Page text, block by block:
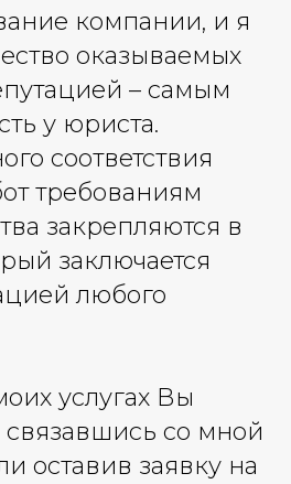
компании, и я
оказываемых
– самым
у юриста.
соответствия
требованиям
закрепляются в
заключается
любого
услугах Вы
связавшись со мной
оставив заявку на